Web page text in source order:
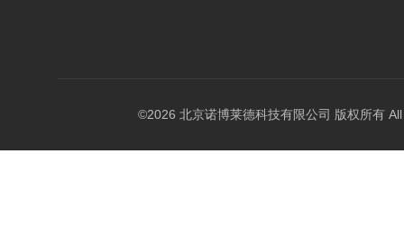
©2026 北京诺博莱德科技有限公司 版权所有